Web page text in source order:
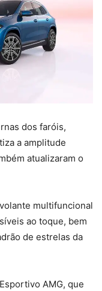
dos faróis,
a amplitude
atualizaram o
multifuncional
ao toque, bem
de estrelas da
AMG, que